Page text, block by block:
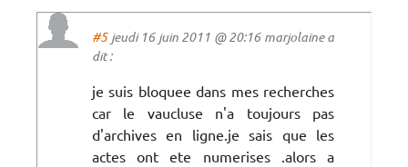
#5jeudi 16 juin 2011 @ 20:16 marjolaine a
dit :
je suis bloquee dans mes recherches
car le vaucluse n'a toujours pas
d'archives en ligne.je sais que les
actes ont ete numerises .alors a